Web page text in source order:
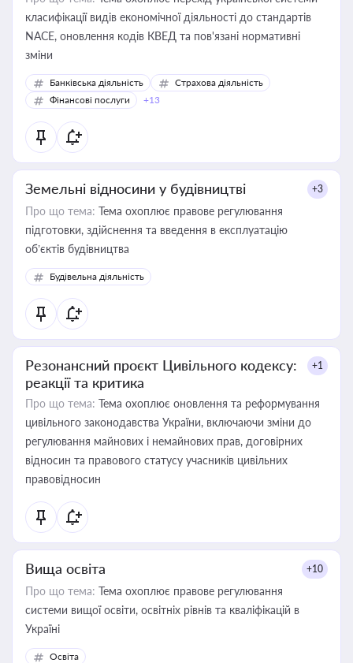
класифікації видів економічної діяльності до стандартів
NACE, оновлення кодів КВЕД та пов'язані нормативні
зміни
Банківська діяльність
Страхова діяльність
Фінансові послуги
+13
Земельні відносини у будівництві +3
Про що тема: Тема охоплює правове регулювання
підготовки, здійснення та введення в експлуатацію
об’єктів будівництва
Будівельна діяльність
Резонансний проєкт Цивільного кодексу:
реакції та критика
+1
Про що тема: Тема охоплює оновлення та реформування
цивільного законодавства України, включаючи зміни до
регулювання майнових і немайнових прав, договірних
відносин та правового статусу учасників цивільних
правовідносин
Вища освіта +10
Про що тема: Тема охоплює правове регулювання
системи вищої освіти, освітніх рівнів та кваліфікацій в
Україні
Освіта